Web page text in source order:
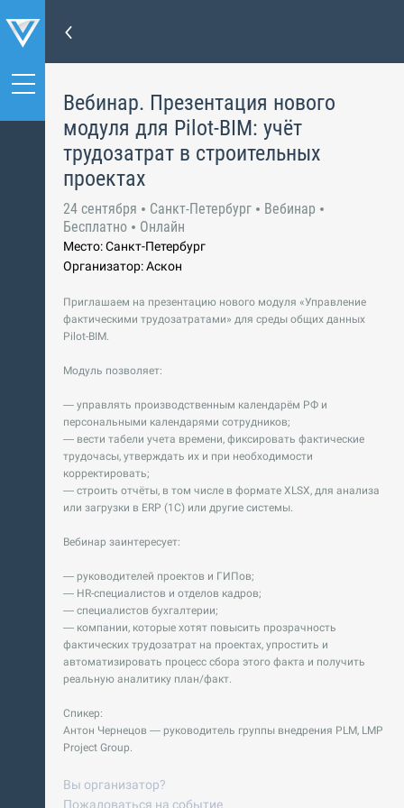
Вебинар. Презентация нового
модуля для Pilot-BIM: учёт
трудозатрат в строительных
проектах
24 сентября Санкт-Петербург
Вебинар
Бесплатно
Онлайн
Место: Санкт-Петербург
Организатор: Аскон
Приглашаем на презентацию нового модуля «Управление
фактическими трудозатратами» для среды общих данных
Pilot-BIM.
Модуль позволяет:
— управлять производственным календарём РФ и
персональными календарями сотрудников;
— вести табели учета времени, фиксировать фактические
трудочасы, утверждать их и при необходимости
корректировать;
— строить отчёты, в том числе в формате XLSX, для анализа
или загрузки в ERP (1С) или другие системы.
Вебинар заинтересует:
— руководителей проектов и ГИПов;
— HR-специалистов и отделов кадров;
— специалистов бухгалтерии;
— компании, которые хотят повысить прозрачность
фактических трудозатрат на проектах, упростить и
автоматизировать процесс сбора этого факта и получить
реальную аналитику план/факт.
Спикер:
Антон Чернецов — руководитель группы внедрения PLM, LMP
Project Group.
Вы организатор?
Пожаловаться на событие